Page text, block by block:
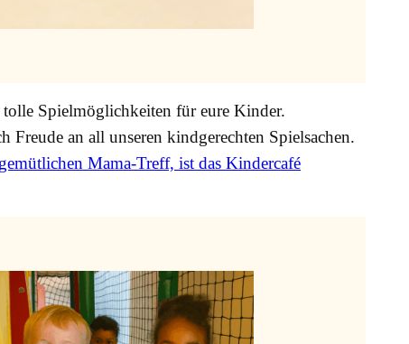
Spielmöglichkeiten für eure Kinder.
an all unseren kindgerechten Spielsachen.
gemütlichen Mama-Treff, ist das Kindercafé